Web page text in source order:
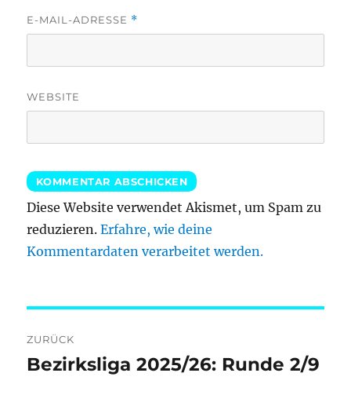
E-MAIL-ADRESSE *
WEBSITE
Diese Website verwendet Akismet, um Spam zu
reduzieren.Erfahre, wie deine
Kommentardaten verarbeitet werden.
ZURÜCK
Vorheriger
Bezirksliga 2025/26: Runde 2/9